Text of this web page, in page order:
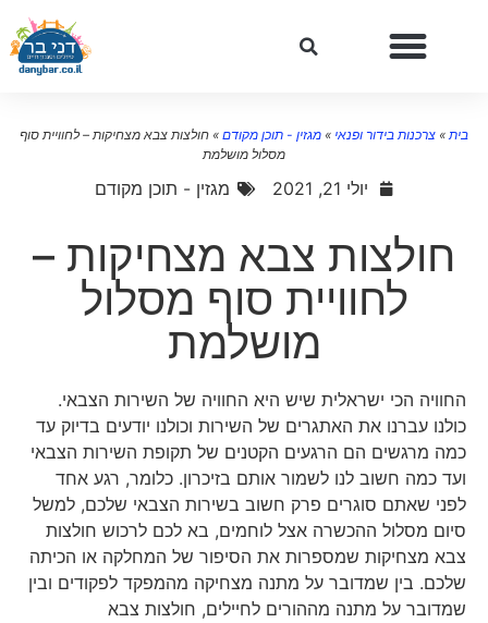
»צרכנות בידור ופנאי»מגזין - תוכן מקודם»חולצות צבא מצחיקות – לחוויית סוף
מסלול מושלמת
יולי 21, 2021 מגזין - תוכן מקודם
חולצות צבא מצחיקות –
לחוויית סוף מסלול
מושלמת
החוויה הכי ישראלית שיש היא החוויה של השירות הצבאי.
כולנו עברנו את האתגרים של השירות וכולנו יודעים בדיוק עד
כמה מרגשים הם הרגעים הקטנים של תקופת השירות הצבאי
ועד כמה חשוב לנו לשמור אותם בזיכרון. כלומר, רגע אחד
לפני שאתם סוגרים פרק חשוב בשירות הצבאי שלכם, למשל
סיום מסלול ההכשרה אצל לוחמים, בא לכם לרכוש חולצות
צבא מצחיקות שמספרות את הסיפור של המחלקה או הכיתה
שלכם. בין שמדובר על מתנה מצחיקה מהמפקד לפקודים ובין
שמדובר על מתנה מההורים לחיילים, חולצות צבא